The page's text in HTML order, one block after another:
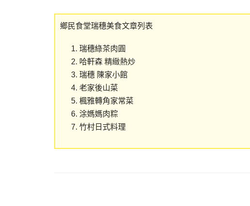
鄉民食堂瑞穗美食文章列表
瑞穗綠茶肉圓
哈軒森 精緻熱炒
瑞穗 陳家小館
老家後山菜
楓雅轉角家常菜
涂媽媽肉粽
竹村日式料理